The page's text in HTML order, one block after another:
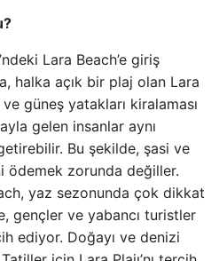
Lara Beach’e giriş
halka açık bir plaj olan Lara
güneş yatakları kiralaması
gelen insanlar aynı
Bu şekilde, şasi ve
ödemek zorunda değiller.
yaz sezonunda çok dikkat
gençler ve yabancı turistler
ediyor. Doğayı ve denizi